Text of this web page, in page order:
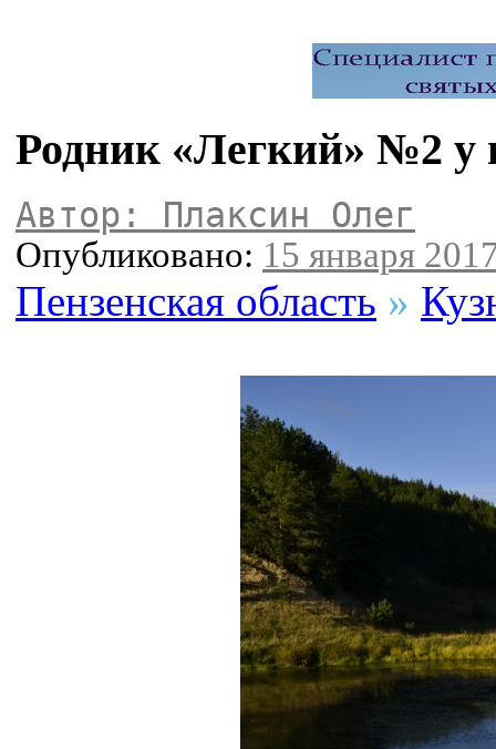
Родник «Легкий» №2 у
Автор: Плаксин Олег
Опубликовано: 15 января
Пензенская область »